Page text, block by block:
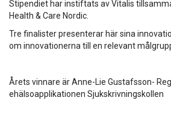
Stipendiet har instiftats av Vitalis
Health & Care Nordic.
Tre finalister presenterar här sina
om innovationerna till en relevant
Årets vinnare är Anne-Lie Gustafsson-
ehälsoapplikationen Sjukskrivningskollen